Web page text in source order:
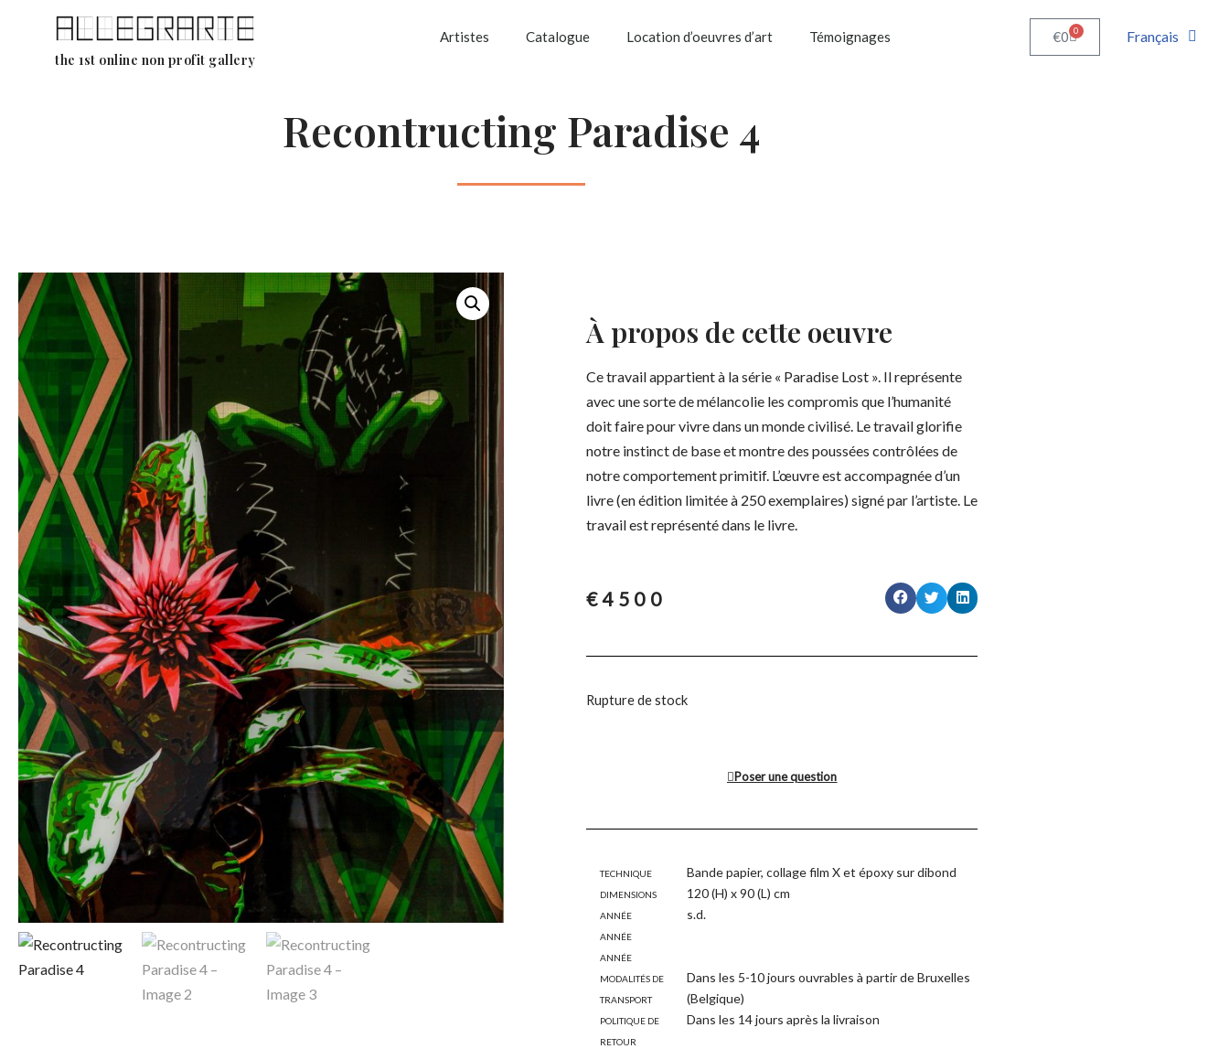
the 1st online non profit gallery
Artistes Catalogue Location d’oeuvres d’art Témoignages €0 0 Français
Recontructing Paradise 4
À propos de cette oeuvre
Ce travail appartient à la série « Paradise Lost ». Il représente
avec une sorte de mélancolie les compromis que l’humanité
doit faire pour vivre dans un monde civilisé. Le travail glorifie
notre instinct de base et montre des poussées contrôlées de
notre comportement primitif. L’œuvre est accompagnée d’un
livre (en édition limitée à 250 exemplaires) signé par l’artiste. Le
travail est représenté dans le livre.
€4500
Rupture de stock
Poser une question
Technique
Bande papier, collage film X et époxy sur dibond
Dimensions
120 (H) x 90 (L) cm
Année
s.d.
Année
Année
Modalités de
transport
Dans les 5-10 jours ouvrables à partir de Bruxelles
(Belgique)
Politique de
retour
Dans les 14 jours après la livraison